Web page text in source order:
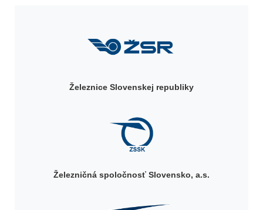
Železnice Slovenskej republiky
Železničná spoločnosť Slovensko, a.s.